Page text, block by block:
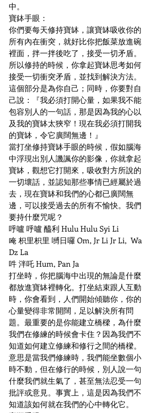
中。
寶鉢手眼：
你們要每天修持寶缽，讓寶缽吸收你的
所有內在衝突，就好比你把飯菜放進碗
裡面，拌一拌後吃了，接受一切矛盾。
所以修持的時候，你拿起寶缽思考如何
接受一切衝突矛盾，並找到解決方法。
這個部分是為你自己；同時，你要對自
己說：『我必須打開心量，如果我不能
包容別人的一句話，那是因為我的心以
及我的寶缽太狹窄！現在我必須打開我
的寶缽，令它廣闊無邊！』
當打坐修持寶缽手眼的時候，假如腦海
中浮現出別人譏諷你的影像，你就拿起
寶缽，觀想它打開來，吸收對方所說的
一切壞話，並認知那些事情已經屬於過
去，現在寶缽和我們的心都已廣闊無
邊，可以接受過去的所有不愉快。我們
要持什麼咒呢？
呼嚧 呼嚧 醯利 Hulu Hulu Syi Li
唵 枳里枳里 嚩日囉 Om, Jr Li Jr Li,  Wa
Dz La
吽 泮吒 Hum, Pan Ja
打坐時，你把腦海中出現的無論是什麼
都放進寶缽裡轉化。打坐結束跟人互動
時，你會看到，人們開始傾聽你，你的
心量變得非常開闊，足以解決所有問
題。最重要的是你能建立橋樑，為什麼
我們在修練的時候會卡住？因為我們不
知道如何建立修練和修行之間的橋樑。
意思是當我們修練時，我們能坐數個小
時不動，但在修行的時候，別人說一句
什麼我們就生氣了，甚至無法忍受一句
批評或意見。事實上，這是因為我們不
知道該如何就在我們的心中轉化它。